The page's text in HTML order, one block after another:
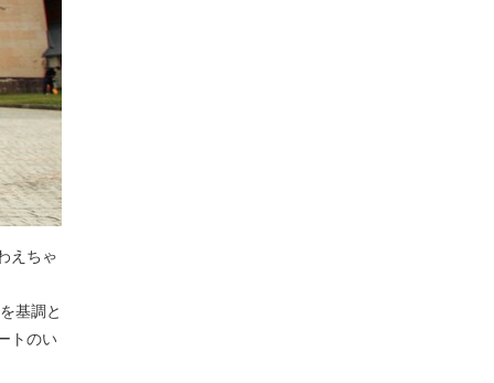
えちゃ
基調と
トのい